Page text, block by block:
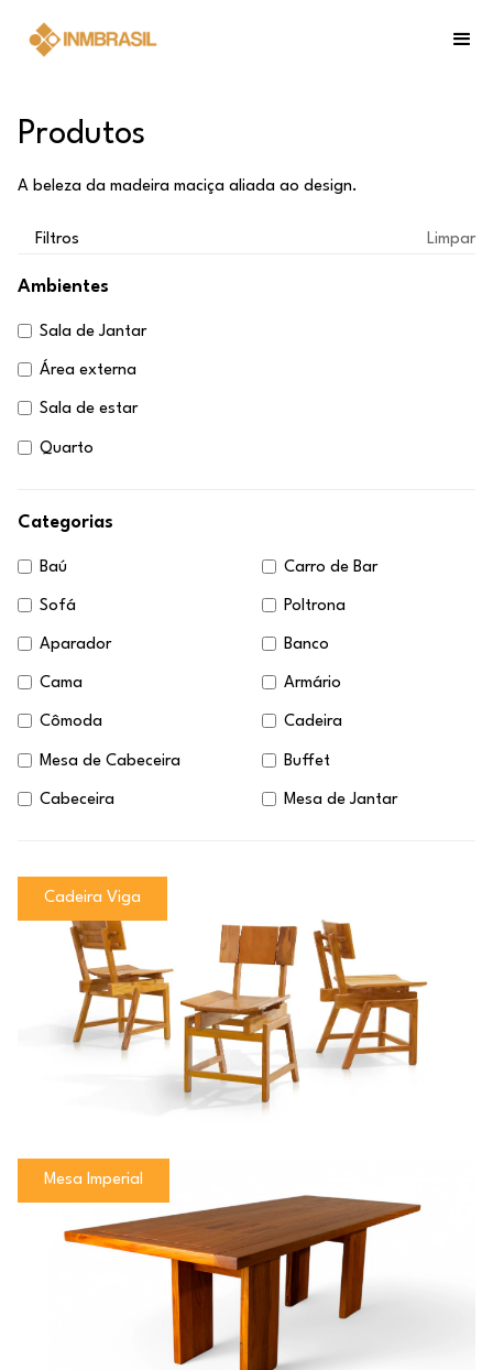
Produtos
A beleza da madeira maciça aliada ao design.
Filtros Limpar
Ambientes
Sala de Jantar
Área externa
Sala de estar
Quarto
Categorias
Baú Carro de Bar
Sofá Poltrona
Aparador Banco
Cama Armário
Cômoda Cadeira
Mesa de Cabeceira Buffet
Cabeceira Mesa de Jantar
Cadeira Viga
Mesa Imperial